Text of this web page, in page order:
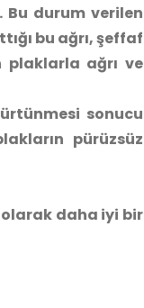
durum verilen
bu ağrı, şeffaf
ağrı ve
sonucu
pürüzsüz
olarak daha iyi bir